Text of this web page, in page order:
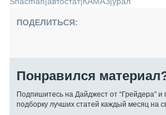
ПОДЕЛИТЬСЯ:
Понравился
Подпишитесь на Дайджест от “Грейдера” и
подборку лучших статей каждый месяц на